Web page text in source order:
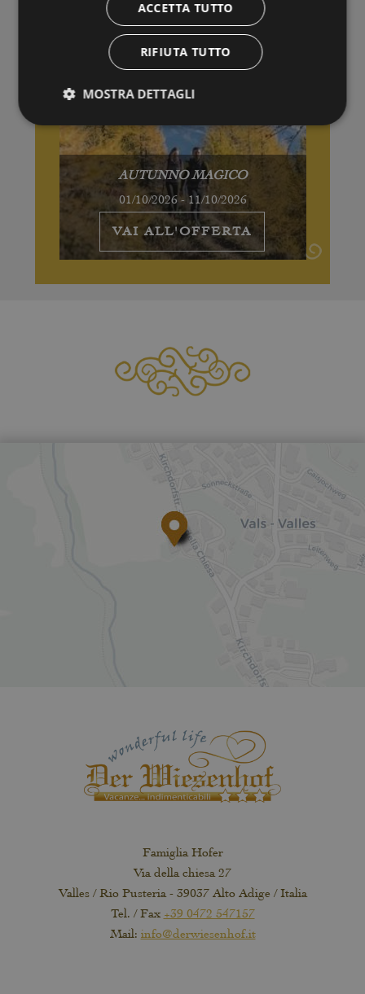
AUTUNNO MAGICO
01/10/2026 - 11/10/2026
VAI ALL'OFFERTA
Famiglia Hofer
Via della chiesa 27
Valles / Rio Pusteria - 39037 Alto Adige / Italia
Tel. / Fax +39 0472 547157
Mail: info@derwiesenhof.it
ACCETTA TUTTO
RIFIUTA TUTTO
MOSTRA DETTAGLI